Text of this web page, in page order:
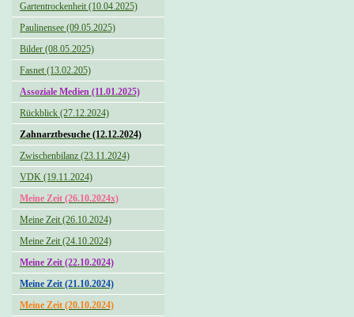
Gartentrockenheit (10.04.2025)
Paulinensee (09.05.2025)
Bilder (08.05.2025)
Fasnet (13.02.205)
Assoziale Medien (11.01.2025)
Rückblick (27.12.2024)
Zahnarztbesuche (12.12.2024)
Zwischenbilanz (23.11.2024)
VDK (19.11.2024)
Meine Zeit (26.10.2024x)
Meine Zeit (26.10.2024)
Meine Zeit (24.10.2024)
Meine Zeit (22.10.2024)
Meine Zeit (21.10.2024)
Meine Zeit (20.10.2024)